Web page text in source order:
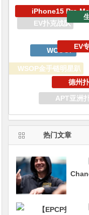
WSOP天堂
WSOP金手链明星趴
WCOOP
EV
APT亚洲
德州
热门文章
轻